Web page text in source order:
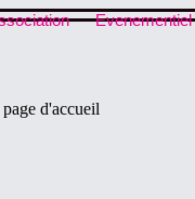
Evenementiel
d'accueil